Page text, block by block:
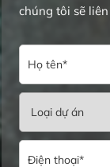
chúng tôi sẽ